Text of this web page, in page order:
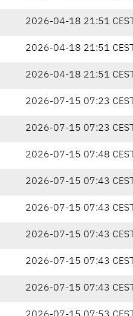
2026-04-18 21:51 CEST
2026-04-18 21:51 CEST
2026-04-18 21:51 CEST
2026-07-15 07:23 CEST
2026-07-15 07:23 CEST
2026-07-15 07:48 CEST
2026-07-15 07:43 CEST
2026-07-15 07:43 CEST
2026-07-15 07:43 CEST
2026-07-15 07:43 CEST
2026-07-15 07:43 CEST